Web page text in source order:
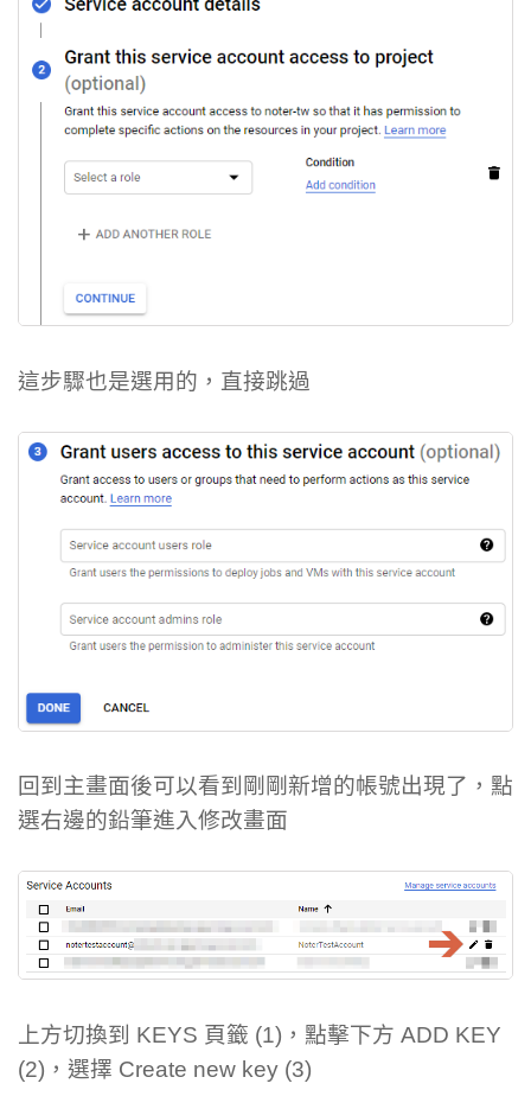
這步驟也是選用的，直接跳過
回到主畫面後可以看到剛剛新增的帳號出現了，點
選右邊的鉛筆進入修改畫面
上方切換到 KEYS 頁籤 (1)，點擊下方 ADD KEY
(2)，選擇 Create new key (3)